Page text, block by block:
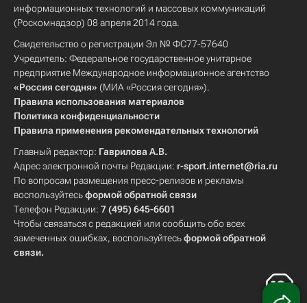
информационных технологий и массовых коммуникаций
(Роскомнадзор) 08 апреля 2014 года.
Свидетельство о регистрации Эл № ФС77-57640
Учредитель: Федеральное государственное унитарное
предприятие Международное информационное агентство
«Россия сегодня» (МИА «Россия сегодня»).
Правила использования материалов
Политика конфиденциальности
Правила применения рекомендательных технологий
Главный редактор: Гаврилова А.В.
Адрес электронной почты Редакции: r-sport.internet@ria.ru
По вопросам размещения пресс-релизов и рекламы
воспользуйтесьформой обратной связи
Телефон Редакции: 7 (495) 645-6601
Чтобы связаться с редакцией или сообщить обо всех
замеченных ошибках, воспользуйтесьформой обратной
связи.